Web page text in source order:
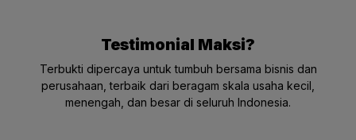
Testimonial Maksi?
Terbukti dipercaya untuk tumbuh bersama bisnis dan
perusahaan, terbaik dari beragam skala usaha kecil,
menengah, dan besar di seluruh Indonesia.